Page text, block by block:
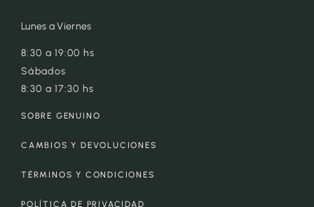
Lunes a Viernes
8:30 a 19:00 hs
Sábados
8:30 a 17:30 hs
SOBRE GENUINO
CAMBIOS Y DEVOLUCIONES
TÉRMINOS Y CONDICIONES
POLÍTICA DE PRIVACIDAD